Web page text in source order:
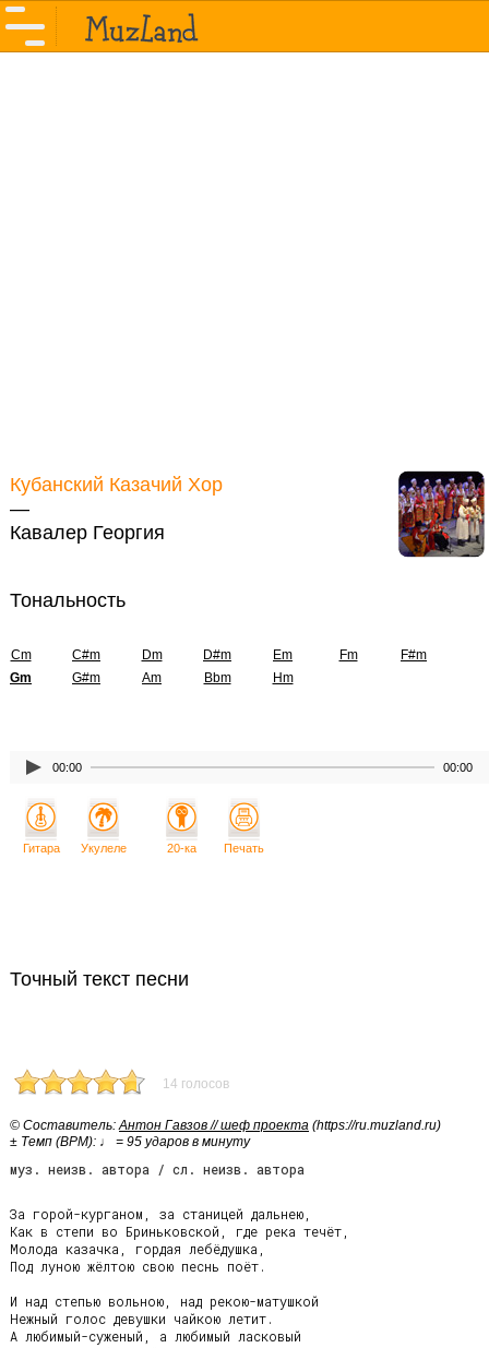
Кубанский Казачий Хор
—
Кавалер Георгия
Тональность
Cm C#m Dm D#m Em Fm
F#m
Gm
G#m Am Bbm Hm
00:00 00:00
Точный текст песни
14 голосов
© Cоставитель:Антон Гавзов // шеф проекта (https://ru.muzland.ru)
± Темп (BPM): ♩ = 95 ударов в минуту
муз. неизв. автора / сл. неизв. автора
За горой-курганом, за станицей дальнею,
Как в степи во Бриньковской, где река течёт,
Молода казачка, гордая лебёдушка,
Под луною жёлтою свою песнь поёт.
И над степью вольною, над рекою-матушкой
Нежный голос девушки чайкою летит.
А любимый-суженый, а любимый ласковый
Гитара Укулеле 20-ка Печать